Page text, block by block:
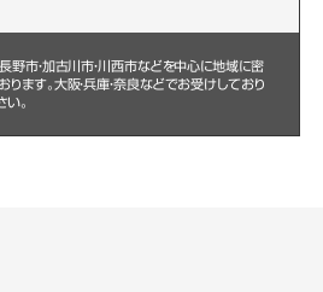
野市・加古川市・川西市などを中心に地域に密
ります。大阪・兵庫・奈良などでお受けしており
。